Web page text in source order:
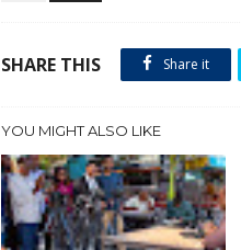
SHARE THIS Share it
YOU MIGHT ALSO LIKE